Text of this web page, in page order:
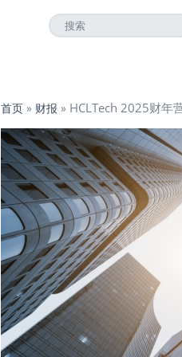
首页 » 财报 » HCLTech 2025财年